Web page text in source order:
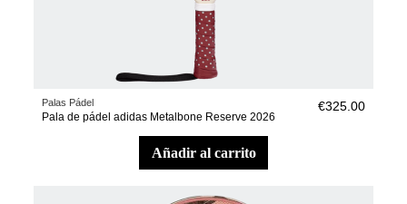
Palas Pádel
Pala de pádel adidas Metalbone Reserve 2026
€325.00
añadir al carrito